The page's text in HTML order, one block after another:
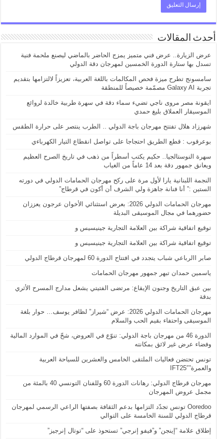
أحدث المقالات
عرض الزيارة.. عرض فني متميز يمزج الحاضر بالماضي ليصنع ملحمة فنية
تسدل بها ستارة الدورة الخمسين لمهرجان دقة الدولي
سامسونج تطرح ميزة فحص المكالمات باللغة العربية، تعزيزاً لالتزامها بتقديم
تجربة Galaxy AI مصمّمة خصيصاً للمنطقة
ايقونة مصر مروى ناجي تضيء سماء دقة في سهرة طربية خالدة لروائع
الموسيقار العملاق بليغ حمدي
شهرزاد هلال تفتتح مهرجان باجة الدولي .. الطرب ينتصر على حرارة الطقس
بوعرقوب : قطع الطريق احتجاجا على تواصل انقطاع التيار الكهرباءي
سهرة النوستالجيا.. حكيم يكتب أسطراً من ذهب في تاريخ الصرح العظيم
ويعانق جمهور دقة بعد 14 عاماً من الغياب
النجمة اللبنانية يارا لأول مرة على ركح مهرجان الحمامات الدولي في دورته
الستين :” أنا فنانة جاهزة ولي الشرف أن أكون في قرطاج”
مهرجان الحمامات الدولي 2026: بعرض استثنائي الأخوان عرجون يعززان
حضورهما في مجال الموسيقى البديلة
توقيع اتفاقية شراكة بين العلامة التجارية جينيسيس و
توقيع اتفاقية شراكة بين العلامة التجارية جينيسيس و
صابر االرباعي شباب يتجدد في افتتاح الدورة 60 لمهرجان قرطاج الدولي
ياسمين حمدان تبهر جمهور مهرجان الحمامات
بين عبق التاريخ وجنون الإيقاع: مرتضى الفتيتي يشعل مدارج المسرح الأثري
بدقة
مهرجان الحمامات الدولي 2026: عرض “شيراز” لظافر يوسف… حوار بلغة
الموسيقى واحتفاء بقيم الحب والسلام
الدورة 46 من مهرجان باجة الدولي: تنوّع في العروض، شحّ في الموارد المالية
وفضاء عرض غير لائق بمكانته
تونس تحتضن فعاليات الملتقى الخامس والعشرين للسياحة العربية
والعمرة”IFT25″
مهرجان قرطاج الدولي: رهانات الدورة 60 وللفنان التونسي 40 بالمئة من
مجمل عروض المهرجان
Ooredoo تونس تجدّد التزامها بدعم الثقافة بصفتها الراعي الرسمي لمهرجان
قرطاج الدولي للسنة الخامسة على التوالي
إطلاق علامة “إينجن” و”فيفو إنرجي” تستحوذ على “توتال إنرجيز”